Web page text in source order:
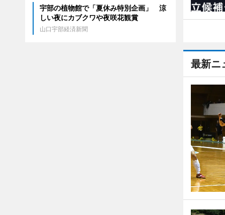
最新ニ
宇部の植物館で「夏休み特別企画」 涼
しい夜にカブクワや夜咲花観賞
山口宇部経済新聞